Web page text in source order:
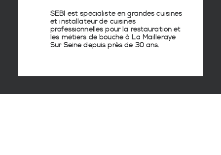
SEBI est spécialiste en grandes cuisines
et installateur de cuisines
professionnelles pour la restauration et
les métiers de bouche à La Mailleraye
Sur Seine depuis près de 30 ans.